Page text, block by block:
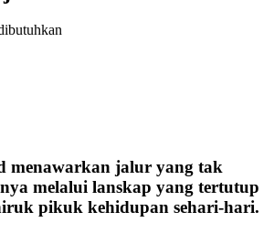
menawarkan jalur yang tak
melalui lanskap yang tertutup
pikuk kehidupan sehari-hari.